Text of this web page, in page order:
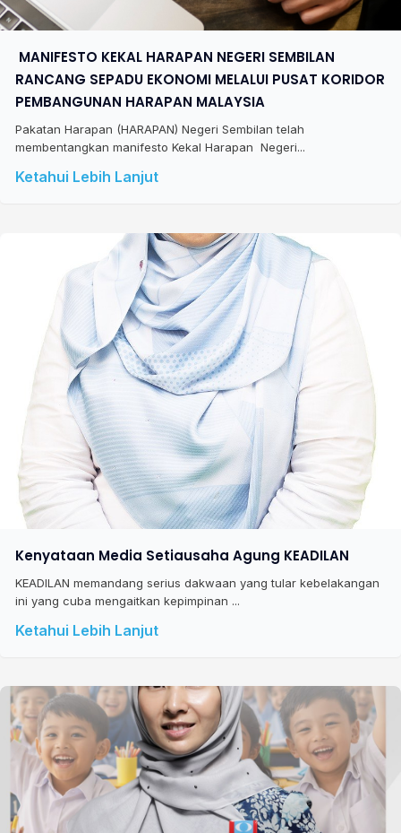
​ MANIFESTO KEKAL HARAPAN NEGERI SEMBILAN
RANCANG SEPADU EKONOMI MELALUI PUSAT KORIDOR
PEMBANGUNAN HARAPAN MALAYSIA
Pakatan Harapan (HARAPAN) Negeri Sembilan telah
membentangkan manifesto Kekal Harapan Negeri...
Ketahui Lebih Lanjut
Kenyataan Media Setiausaha Agung KEADILAN
KEADILAN memandang serius dakwaan yang tular kebelakangan
ini yang cuba mengaitkan kepimpinan ...
Ketahui Lebih Lanjut